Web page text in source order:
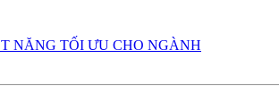
NĂNG TỐI ƯU CHO NGÀNH